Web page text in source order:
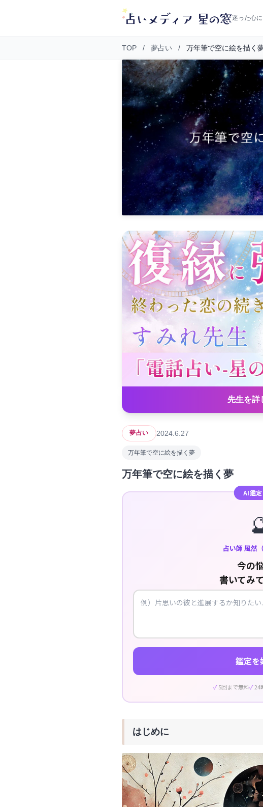
迷った心に
TOP / 夢占い / 万年筆で空に絵を描く
先生を詳
夢占い 2024.6.27
万年筆で空に絵を描く夢
万年筆で空に絵を描く夢
AI鑑
占い師 風然
今の
書いてみ
鑑定を
5回まで無料 24
はじめに